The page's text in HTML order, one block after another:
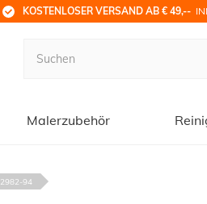
KOSTENLOSER VERSAND AB € 49,--
Malerzubehör
2982-94